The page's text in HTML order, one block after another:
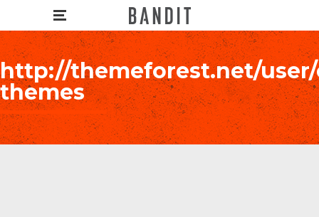
http://themeforest.net/
themes